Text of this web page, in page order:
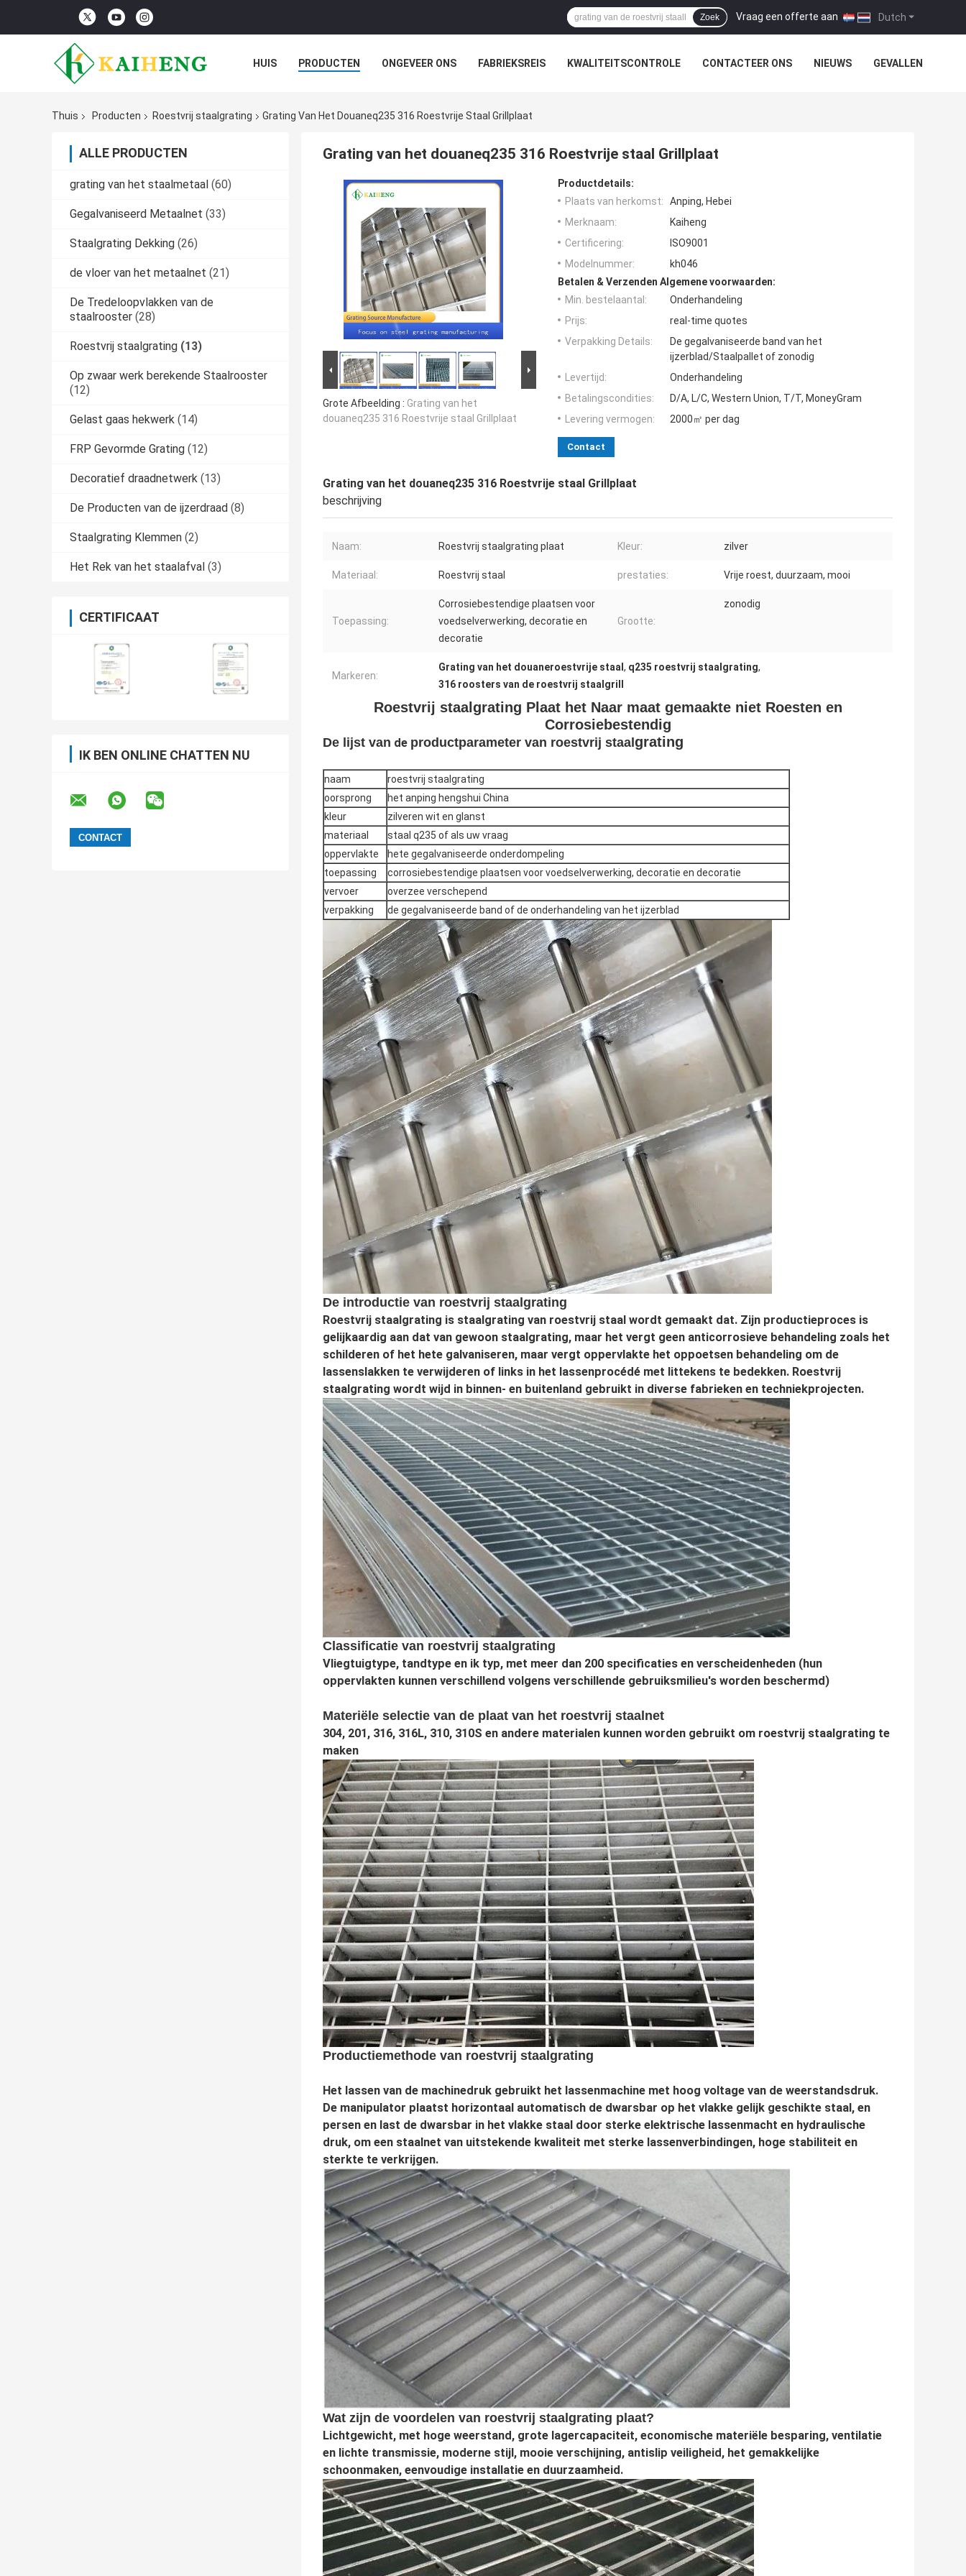
Dutch
Vraag een offerte aan |
Zoek
HUIS PRODUCTEN ONGEVEER ONS FABRIEKSREIS KWALITEITSCONTROLE CONTACTEER ONS NIEUWS GEVALLEN
Thuis Producten Roestvrij staalgrating Grating Van Het Douaneq235 316 Roestvrije Staal Grillplaat
ALLE PRODUCTEN
grating van het staalmetaal (60)
Gegalvaniseerd Metaalnet (33)
Staalgrating Dekking (26)
de vloer van het metaalnet (21)
De Tredeloopvlakken van de
staalrooster (28)
Roestvrij staalgrating (13)
Op zwaar werk berekende Staalrooster
(12)
Gelast gaas hekwerk (14)
FRP Gevormde Grating (12)
Decoratief draadnetwerk (13)
De Producten van de ijzerdraad (8)
Staalgrating Klemmen (2)
Het Rek van het staalafval (3)
CERTIFICAAT
IK BEN ONLINE CHATTEN NU
Grating van het douaneq235 316 Roestvrije staal Grillplaat
Grote Afbeelding : Grating van het
douaneq235 316 Roestvrije staal Grillplaat
Productdetails:
Plaats van herkomst:
Anping, Hebei
Merknaam:
Kaiheng
Certificering:
ISO9001
Modelnummer:
kh046
Betalen & Verzenden Algemene voorwaarden:
Min. bestelaantal:
Onderhandeling
Prijs:
real-time quotes
Verpakking Details:
De gegalvaniseerde band van het
ijzerblad/Staalpallet of zonodig
Levertijd:
Onderhandeling
Betalingscondities:
D/A, L/C, Western Union, T/T, MoneyGram
Levering vermogen:
2000㎡ per dag
Contact
Grating van het douaneq235 316 Roestvrije staal Grillplaat
beschrijving
Naam: Roestvrij staalgrating plaat Kleur: zilver
Materiaal: Roestvrij staal prestaties: Vrije roest, duurzaam, mooi
Toepassing:
Corrosiebestendige plaatsen voor
voedselverwerking, decoratie en
decoratie
Grootte:
zonodig
Markeren:
Grating van het douaneroestvrije staal , q235 roestvrij staalgrating,
316 roosters van de roestvrij staalgrill
Roestvrij staalgrating Plaat het Naar maat gemaakte niet Roesten en
Corrosiebestendig
De lijst van de productparameter van roestvrij staal grating
naam
roestvrij staalgrating
oorsprong
het anping hengshui China
kleur
zilveren wit en glanst
materiaal
staal q235 of als uw vraag
oppervlakte
hete gegalvaniseerde onderdompeling
toepassing
corrosiebestendige plaatsen voor voedselverwerking, decoratie en decoratie
vervoer
overzee verschepend
verpakking
de gegalvaniseerde band of de onderhandeling van het ijzerblad
De introductie van roestvrij staalgrating
Roestvrij staalgrating is staalgrating van roestvrij staal wordt gemaakt dat. Zijn productieproces is
gelijkaardig aan dat van gewoon staalgrating, maar het vergt geen anticorrosieve behandeling zoals het
schilderen of het hete galvaniseren, maar vergt oppervlakte het oppoetsen behandeling om de
lassenslakken te verwijderen of links in het lassenprocédé met littekens te bedekken. Roestvrij
staalgrating wordt wijd in binnen- en buitenland gebruikt in diverse fabrieken en techniekprojecten.
Classificatie van roestvrij staalgrating
Vliegtuigtype, tandtype en ik typ, met meer dan 200 specificaties en verscheidenheden (hun
oppervlakten kunnen verschillend volgens verschillende gebruiksmilieu's worden beschermd)
Materiële selectie van de plaat van het roestvrij staalnet
304, 201, 316, 316L, 310, 310S en andere materialen kunnen worden gebruikt om roestvrij staalgrating te
maken
Productiemethode van roestvrij staalgrating
Het lassen van de machinedruk gebruikt het lassenmachine met hoog voltage van de weerstandsdruk.
De manipulator plaatst horizontaal automatisch de dwarsbar op het vlakke gelijk geschikte staal, en
persen en last de dwarsbar in het vlakke staal door sterke elektrische lassenmacht en hydraulische
druk, om een staalnet van uitstekende kwaliteit met sterke lassenverbindingen, hoge stabiliteit en
sterkte te verkrijgen.
Wat zijn de voordelen van roestvrij staalgrating plaat?
Lichtgewicht, met hoge weerstand, grote lagercapaciteit, economische materiële besparing, ventilatie
en lichte transmissie, moderne stijl, mooie verschijning, antislip veiligheid, het gemakkelijke
schoonmaken, eenvoudige installatie en duurzaamheid.